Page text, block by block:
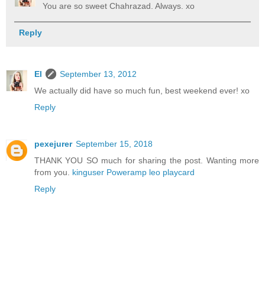
You are so sweet Chahrazad. Always. xo
Reply
El
September 13, 2012
We actually did have so much fun, best weekend ever! xo
Reply
pexejurer September 15, 2018
THANK YOU SO much for sharing the post. Wanting more
from you. kinguser Poweramp leo playcard
Reply